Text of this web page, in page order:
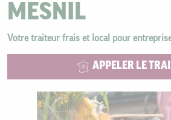
MESNIL
Votre traiteur frais et local pour
APPELER LE